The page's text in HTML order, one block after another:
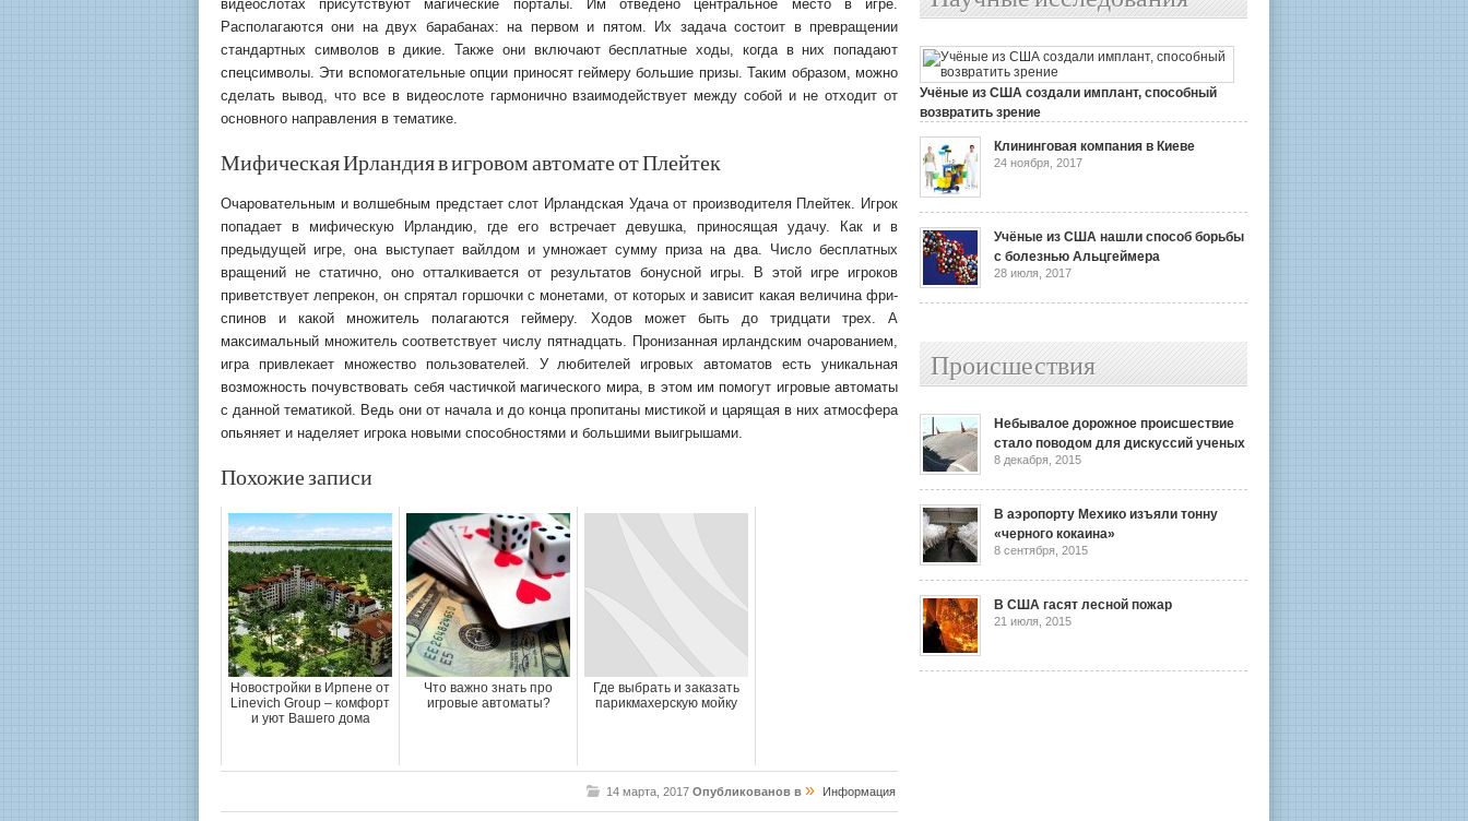
видеослотах присутствуют магические порталы. Им отведено центральное место в игре.
Располагаются они на двух барабанах: на первом и пятом. Их задача состоит в превращении
стандартных символов в дикие. Также они включают бесплатные ходы, когда в них попадают
спецсимволы. Эти вспомогательные опции приносят геймеру большие призы. Таким образом, можно
сделать вывод, что все в видеослоте гармонично взаимодействует между собой и не отходит от
основного направления в тематике.
Мифическая Ирландия в игровом автомате от Плейтек
Очаровательным и волшебным предстает слот Ирландская Удача от производителя Плейтек. Игрок
попадает в мифическую Ирландию, где его встречает девушка, приносящая удачу. Как и в
предыдущей игре, она выступает вайлдом и умножает сумму приза на два. Число бесплатных
вращений не статично, оно отталкивается от результатов бонусной игры. В этой игре игроков
приветствует лепрекон, он спрятал горшочки с монетами, от которых и зависит какая величина фри-
спинов и какой множитель полагаются геймеру. Ходов может быть до тридцати трех. А
максимальный множитель соответствует числу пятнадцать. Пронизанная ирландским очарованием,
игра привлекает множество пользователей. У любителей игровых автоматов есть уникальная
возможность почувствовать себя частичкой магического мира, в этом им помогут игровые автоматы
с данной тематикой. Ведь они от начала и до конца пропитаны мистикой и царящая в них атмосфера
опьяняет и наделяет игрока новыми способностями и большими выигрышами.
Похожие записи
Новостройки в Ирпене от
Linevich Group – комфорт
и уют Вашего дома
Что важно знать про
игровые автоматы?
Где выбрать и заказать
парикмахерскую мойку
14 марта, 2017 Опубликованов в » Информация
Учёные из США создали имплант, способный
возвратить зрение
Клининговая компания в Киеве
24 ноября, 2017
Учёные из США нашли способ борьбы
с болезнью Альцгеймера
28 июля, 2017
Происшествия
Небывалое дорожное происшествие
стало поводом для дискуссий ученых
8 декабря, 2015
В аэропорту Мехико изъяли тонну
«черного кокаина»
8 сентября, 2015
В США гасят лесной пожар
21 июля, 2015